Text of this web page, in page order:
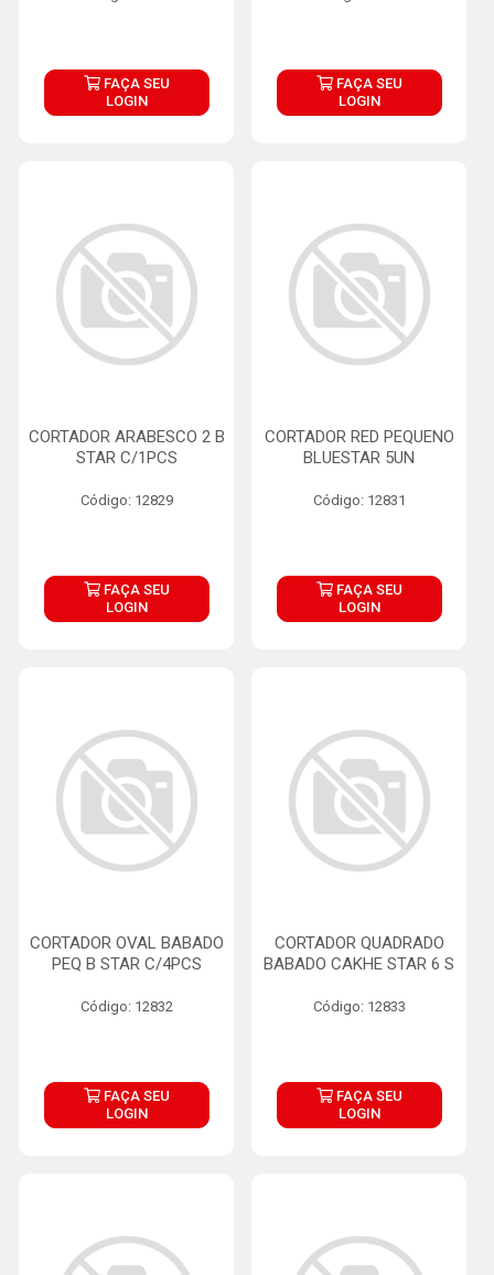
FAÇA SEU
LOGIN
FAÇA SEU
LOGIN
CORTADOR ARABESCO 2 B
STAR C/1PCS
Código: 12829
FAÇA SEU
LOGIN
CORTADOR RED PEQUENO
BLUESTAR 5UN
Código: 12831
FAÇA SEU
LOGIN
CORTADOR OVAL BABADO
PEQ B STAR C/4PCS
Código: 12832
FAÇA SEU
LOGIN
CORTADOR QUADRADO
BABADO CAKHE STAR 6 S
Código: 12833
FAÇA SEU
LOGIN